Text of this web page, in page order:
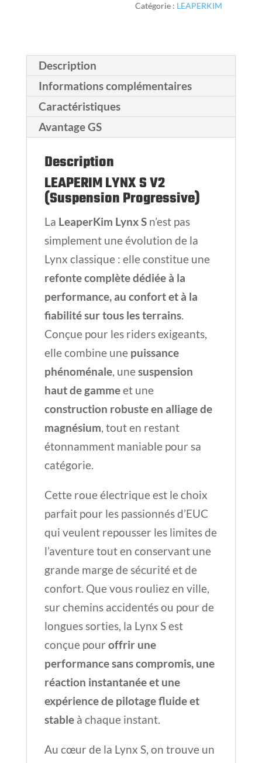
Catégorie : LEAPERKIM
Description
Informations complémentaires
Caractéristiques
Avantage GS
Description
LEAPERIM LYNX S V2
(Suspension Progressive)
La LeaperKim Lynx Sn’est pas
simplement une évolution de la
Lynx classique : elle constitue une
refonte complète dédiée à la
performance, au confort et à la
fiabilité sur tous les terrains.
Conçue pour les riders exigeants,
elle combine une puissance
phénoménale, unesuspension
haut de gammeet une
construction robuste en alliage de
magnésium, tout en restant
étonnamment maniable pour sa
catégorie.
Cette roue électrique est le choix
parfait pour les passionnés d’EUC
qui veulent repousser les limites de
l’aventure tout en conservant une
grande marge de sécurité et de
confort. Que vous rouliez en ville,
sur chemins accidentés ou pour de
longues sorties, la Lynx S est
conçue pour offrir une
performance sans compromis, une
réaction instantanée et une
expérience de pilotage fluide et
stableà chaque instant.
Au cœur de la Lynx S, on trouve un